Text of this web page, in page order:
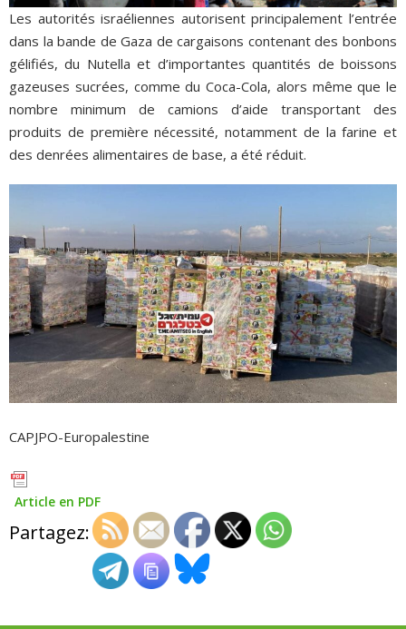
Les autorités israéliennes autorisent principalement l’entrée
dans la bande de Gaza de cargaisons contenant des bonbons
gélifiés, du Nutella et d’importantes quantités de boissons
gazeuses sucrées, comme du Coca-Cola, alors même que le
nombre minimum de camions d’aide transportant des
produits de première nécessité, notamment de la farine et
des denrées alimentaires de base, a été réduit.
CAPJPO-Europalestine
Article en PDF
Partagez: